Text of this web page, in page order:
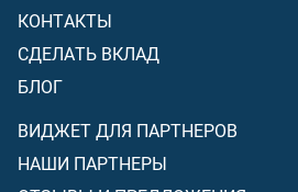
КОНТАКТЫ
СДЕЛАТЬ ВКЛАД
БЛОГ
ВИДЖЕТ ДЛЯ ПАРТНЕРОВ
НАШИ ПАРТНЕРЫ